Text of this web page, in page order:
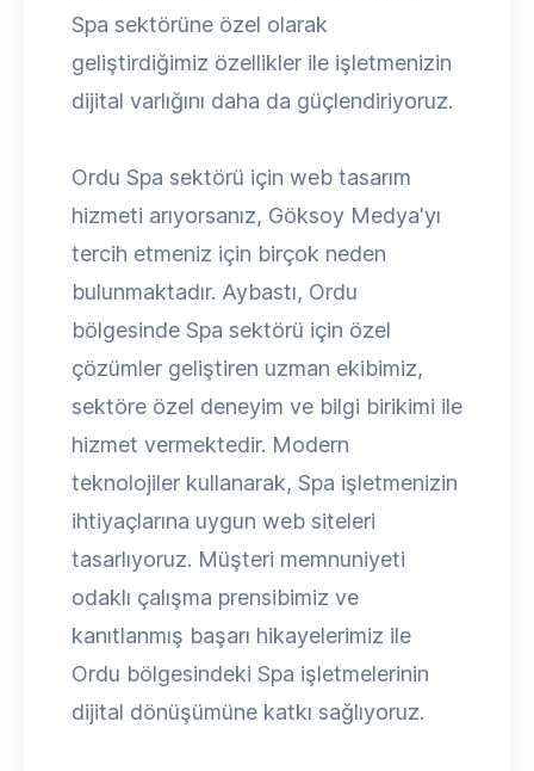
Spa sektörüne özel olarak
geliştirdiğimiz özellikler ile işletmenizin
dijital varlığını daha da güçlendiriyoruz.
Ordu Spa sektörü için web tasarım
hizmeti arıyorsanız, Göksoy Medya'yı
tercih etmeniz için birçok neden
bulunmaktadır. Aybastı, Ordu
bölgesinde Spa sektörü için özel
çözümler geliştiren uzman ekibimiz,
sektöre özel deneyim ve bilgi birikimi ile
hizmet vermektedir. Modern
teknolojiler kullanarak, Spa işletmenizin
ihtiyaçlarına uygun web siteleri
tasarlıyoruz. Müşteri memnuniyeti
odaklı çalışma prensibimiz ve
kanıtlanmış başarı hikayelerimiz ile
Ordu bölgesindeki Spa işletmelerinin
dijital dönüşümüne katkı sağlıyoruz.